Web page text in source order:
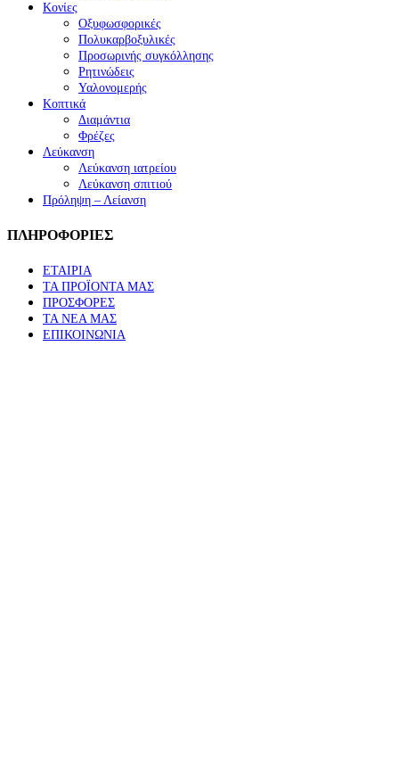
Κονίες
Οξυφωσφορικές
Πολυκαρβοξυλικές
Προσωρινής συγκόλλησης
Ρητινώδεις
Υαλονομερής
Κοπτικά
Διαμάντια
Φρέζες
Λεύκανση
Λεύκανση ιατρείου
Λεύκανση σπιτιού
Πρόληψη – Λείανση
ΠΛΗΡΟΦΟΡΙΕΣ
ΕΤΑΙΡΙΑ
ΤΑ ΠΡΟΪΟΝΤΑ ΜΑΣ
ΠΡΟΣΦΟΡΕΣ
ΤΑ ΝΕΑ ΜΑΣ
ΕΠΙΚΟΙΝΩΝΙΑ